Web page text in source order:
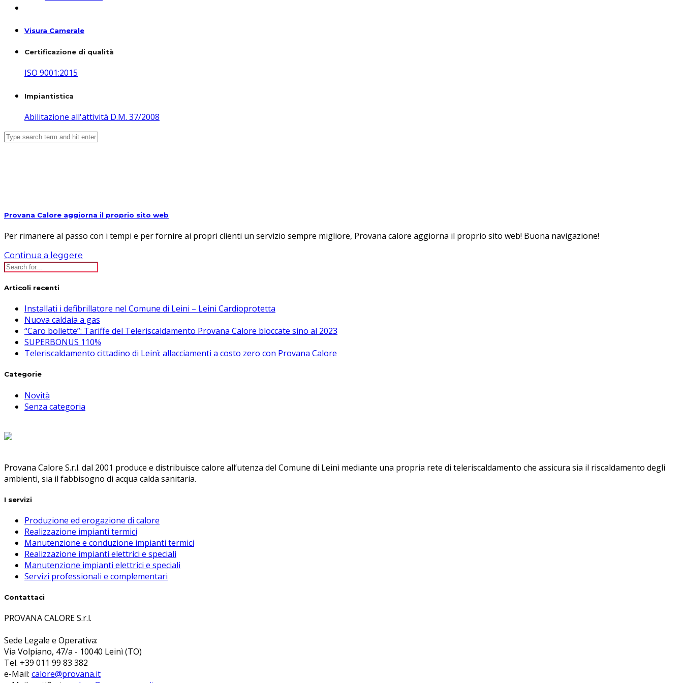
Visura Camerale
Certificazione di qualità
ISO 9001:2015
Impiantistica
Abilitazione all'attività D.M. 37/2008
Provana Calore aggiorna il proprio sito web
Per rimanere al passo con i tempi e per fornire ai propri clienti un servizio sempre migliore, Provana calore aggiorna il proprio sito web! Buona navigazione!
Continua a leggere
Articoli recenti
Installati i defibrillatore nel Comune di Leini – Leini Cardioprotetta
Nuova caldaia a gas
“Caro bollette”: Tariffe del Teleriscaldamento Provana Calore bloccate sino al 2023
SUPERBONUS 110%
Teleriscaldamento cittadino di Leinì: allacciamenti a costo zero con Provana Calore
Categorie
Novità
Senza categoria
Provana Calore S.r.l. dal 2001 produce e distribuisce calore all’utenza del Comune di Leinì mediante una propria rete di teleriscaldamento che assicura sia il riscaldamento degli
ambienti, sia il fabbisogno di acqua calda sanitaria.
I servizi
Produzione ed erogazione di calore
Realizzazione impianti termici
Manutenzione e conduzione impianti termici
Realizzazione impianti elettrici e speciali
Manutenzione impianti elettrici e speciali
Servizi professionali e complementari
Contattaci
PROVANA CALORE S.r.l.
Sede Legale e Operativa:
Via Volpiano, 47/a - 10040 Leinì (TO)
Tel. +39 011 99 83 382
e-Mail: calore@provana.it